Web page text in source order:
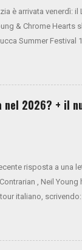
è arrivata venerdì: il
& Chrome Hearts
Summer Festival
anni dall'ultima
Sul palco saliranno
Micah Nelson
generale sarà aperta
nel 2026? + il
risposta a una
, Neil
italiano,
che aspettare e
To The Trees